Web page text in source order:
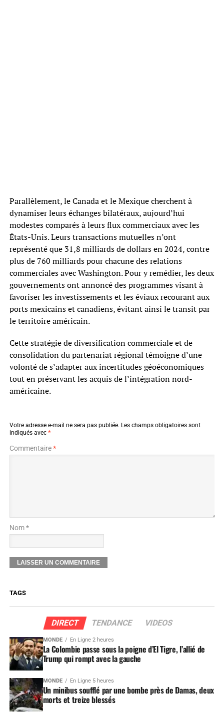
Parallèlement, le Canada et le Mexique cherchent à
dynamiser leurs échanges bilatéraux, aujourd’hui
modestes comparés à leurs flux commerciaux avec les
États-Unis. Leurs transactions mutuelles n’ont
représenté que 31,8 milliards de dollars en 2024, contre
plus de 760 milliards pour chacune des relations
commerciales avec Washington. Pour y remédier, les deux
gouvernements ont annoncé des programmes visant à
favoriser les investissements et les éviaux recourant aux
ports mexicains et canadiens, évitant ainsi le transit par
le territoire américain.
Cette stratégie de diversification commerciale et de
consolidation du partenariat régional témoigne d’une
volonté de s’adapter aux incertitudes géoéconomiques
tout en préservant les acquis de l’intégration nord-
américaine.
Votre adresse e-mail ne sera pas publiée. Les champs obligatoires sont
indiqués avec *
Commentaire*
Nom *
TAGS
DIRECT TENDANCE VIDEOS
MONDE En Ligne 2 heures
La Colombie passe sous la poigne d’El Tigre, l’allié de
Trump qui rompt avec la gauche
MONDE En Ligne 5 heures
Un minibus soufflé par une bombe près de Damas, deux
morts et treize blessés